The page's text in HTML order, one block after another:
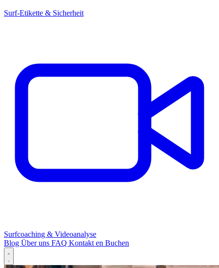
Surf-Etikette & Sicherheit
Surfcoaching & Videoanalyse
Blog Über uns FAQ Kontakten Buchen